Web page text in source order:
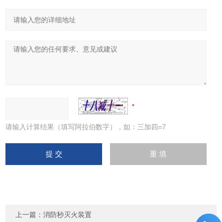
请输入计算结果（填写阿拉伯数字），如：三加四=7
上一篇：消防秒灭火装置